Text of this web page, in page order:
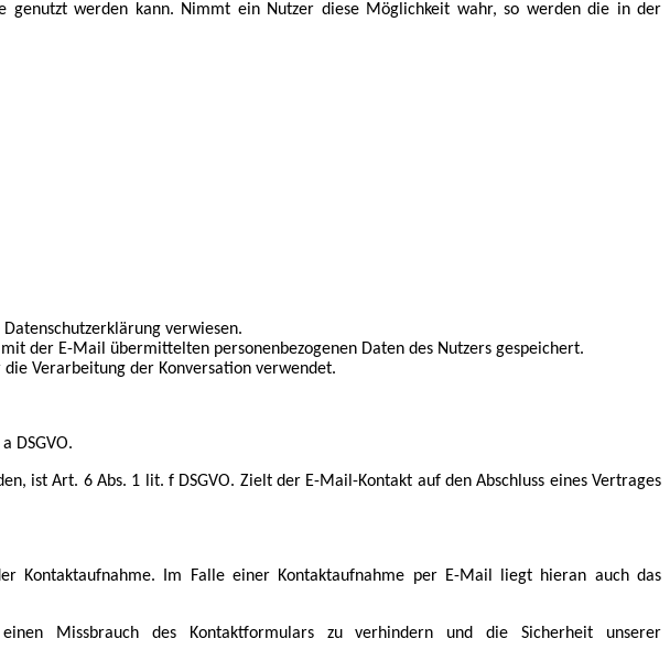
genutzt werden kann. Nimmt ein Nutzer diese Möglichkeit wahr, so werden die in der
verwiesen.
der E-Mail übermittelten personenbezogenen Daten des Nutzers gespeichert.
Verarbeitung der Konversation verwendet.
DSGVO.
ist Art. 6 Abs. 1 lit. f DSGVO. Zielt der E-Mail-Kontakt auf den Abschluss eines Vertrages
Kontaktaufnahme. Im Falle einer Kontaktaufnahme per E-Mail liegt hieran auch das
Missbrauch des Kontaktformulars zu verhindern und die Sicherheit unserer